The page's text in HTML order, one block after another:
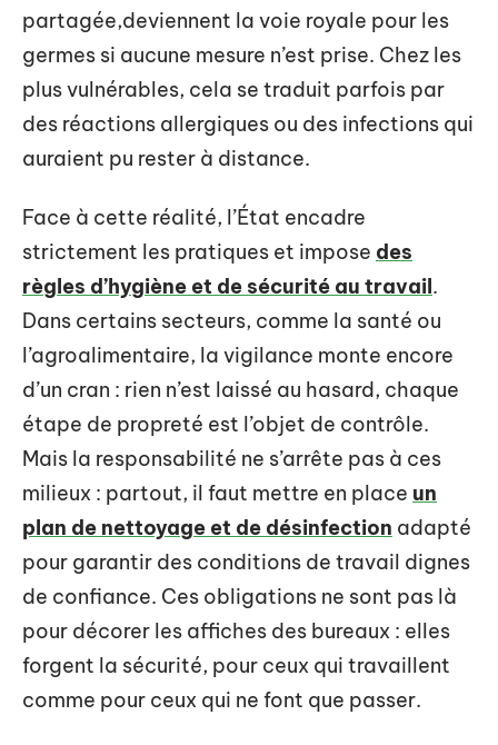
partagée,deviennent la voie royale pour les
germes si aucune mesure n’est prise. Chez les
plus vulnérables, cela se traduit parfois par
des réactions allergiques ou des infections qui
auraient pu rester à distance.
Face à cette réalité, l’État encadre
strictement les pratiques et impose des
règles d’hygiène et de sécurité au travail.
Dans certains secteurs, comme la santé ou
l’agroalimentaire, la vigilance monte encore
d’un cran : rien n’est laissé au hasard, chaque
étape de propreté est l’objet de contrôle.
Mais la responsabilité ne s’arrête pas à ces
milieux : partout, il faut mettre en place un
plan de nettoyage et de désinfection adapté
pour garantir des conditions de travail dignes
de confiance. Ces obligations ne sont pas là
pour décorer les affiches des bureaux : elles
forgent la sécurité, pour ceux qui travaillent
comme pour ceux qui ne font que passer.